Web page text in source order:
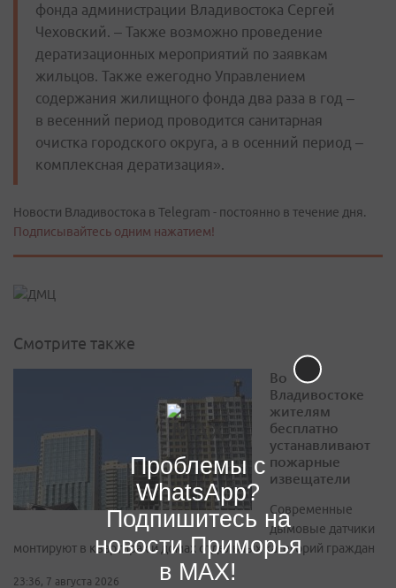
фонда администрации Владивостока Сергей
Чеховский. – Также возможно проведение
дератизационных мероприятий по заявкам
жильцов. Также ежегодно Управлением
содержания жилищного фонда два раза в год –
в весенний период проводится санитарная
очистка городского округа, а в осенний период –
комплексная дератизация».
Новости Владивостока в Telegram - постоянно в течение дня.
Подписывайтесь одним нажатием!
Смотрите также
Во
Владивостоке
жителям
бесплатно
устанавливают
пожарные
извещатели
Современные
дымовые датчики
монтируют в квартирах и домах отдельных категорий граждан
23:36, 7 августа 2026
Проблемы с
WhatsApp?
Подпишитесь на
новости Приморья
в MAX!